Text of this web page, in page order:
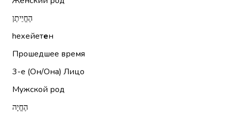
הֶחֱיֵיתֶן
hехейетен
Прошедшее время
3-е (Он/Она) Лицо
Мужской род
הֶחֱיָה